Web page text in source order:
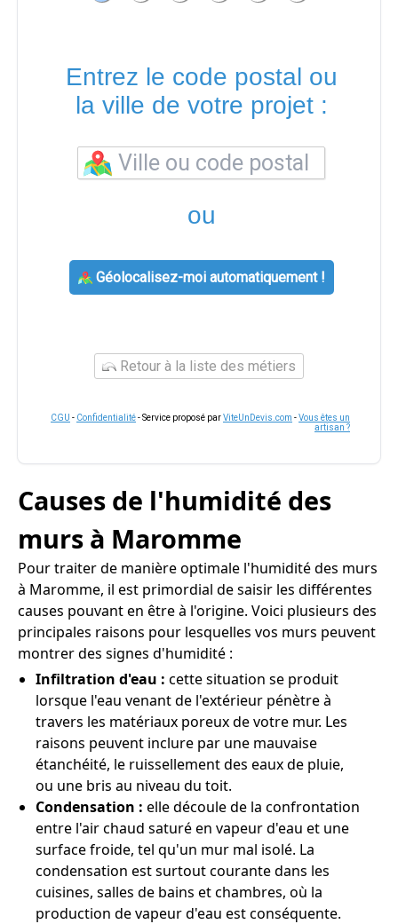
Entrez le code postal ou
la ville de votre projet :
ou
Géolocalisez-moi automatiquement !
Retour à la liste des métiers
CGU - Confidentialité- Service proposé parViteUnDevis.com -Vous êtes un
artisan ?
Causes de l'humidité des
murs à Maromme
Pour traiter de manière optimale l'humidité des murs
à Maromme, il est primordial de saisir les différentes
causes pouvant en être à l'origine. Voici plusieurs des
principales raisons pour lesquelles vos murs peuvent
montrer des signes d'humidité :
Infiltration d'eau : cette situation se produit
lorsque l'eau venant de l'extérieur pénètre à
travers les matériaux poreux de votre mur. Les
raisons peuvent inclure par une mauvaise
étanchéité, le ruissellement des eaux de pluie,
ou une bris au niveau du toit.
Condensation : elle découle de la confrontation
entre l'air chaud saturé en vapeur d'eau et une
surface froide, tel qu'un mur mal isolé. La
condensation est surtout courante dans les
cuisines, salles de bains et chambres, où la
production de vapeur d'eau est conséquente.